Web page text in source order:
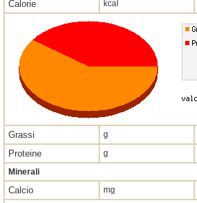
Calorie kcal
Grassi g
Proteine g
Minerali
Calcio mg